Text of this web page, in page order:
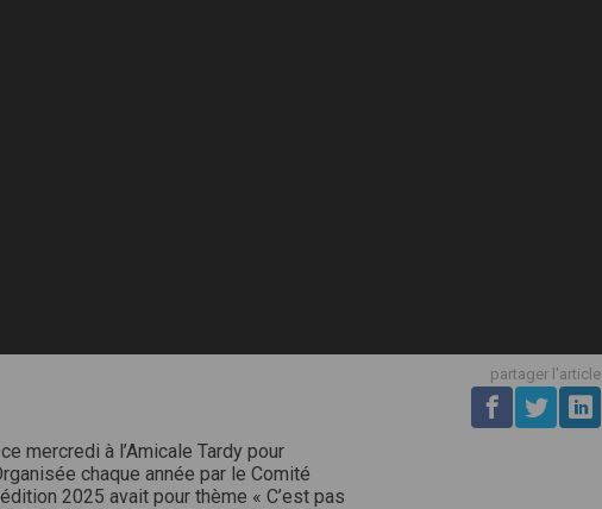
partager l'article
mercredi à l’Amicale Tardy pour
chaque année par le Comité
2025 avait pour thème « C’est pas